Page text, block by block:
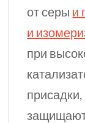
от серы и
и
при
защищают